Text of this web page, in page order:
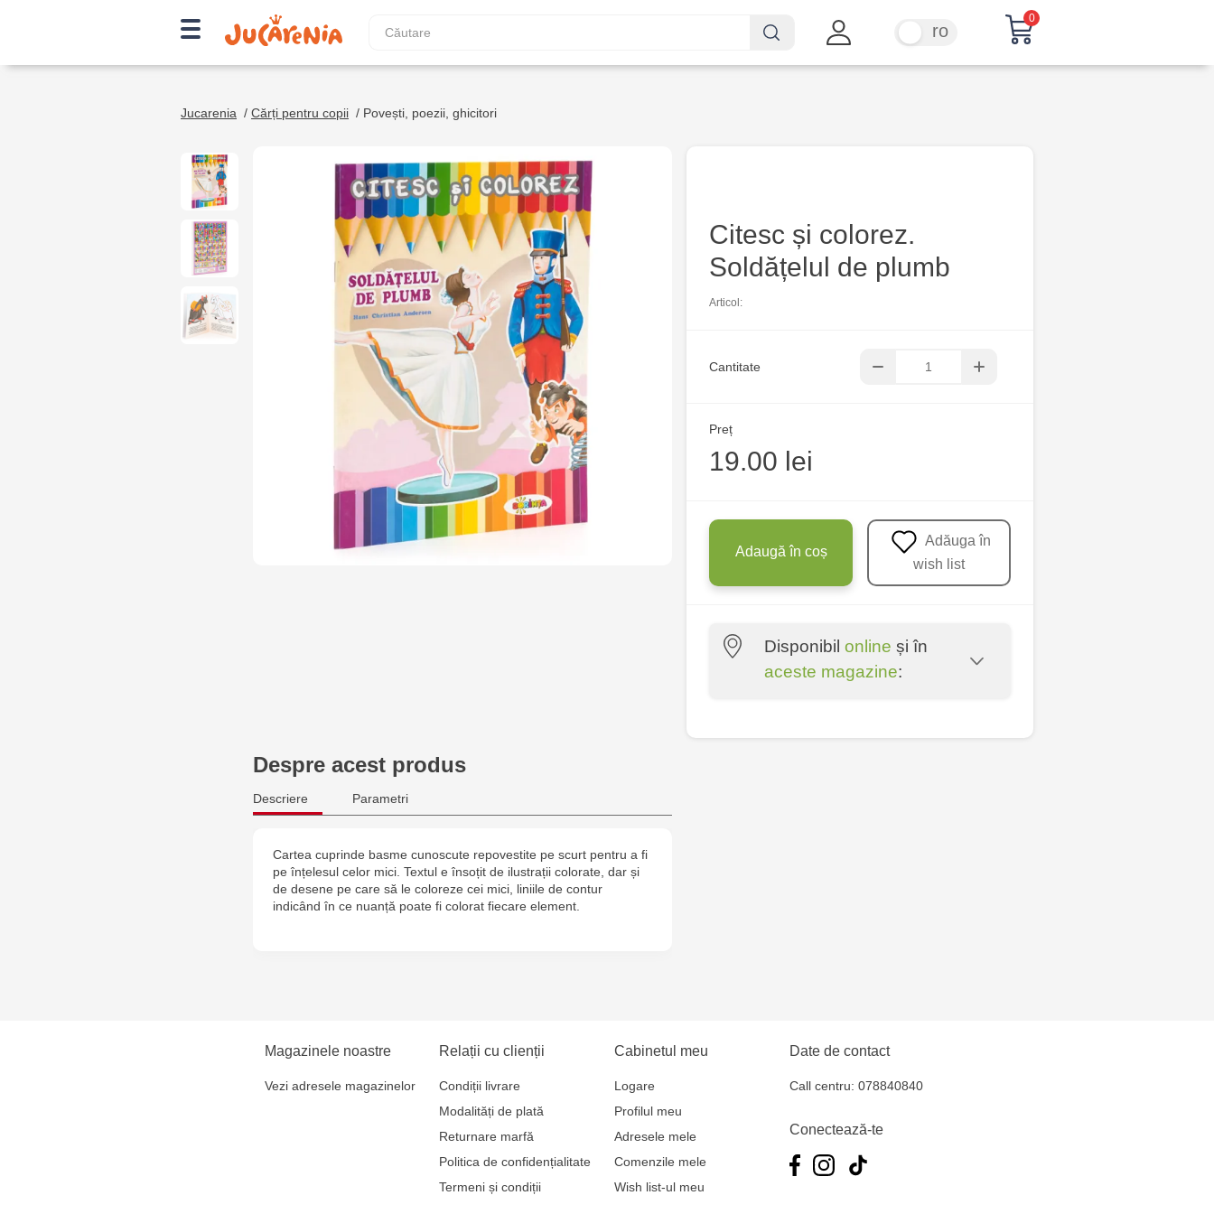
ro
0
Jucarenia / Cărți pentru copii / Povești, poezii, ghicitori
Citesc și colorez.
Soldățelul de plumb
Articol:
Cantitate
Preț
19.00 lei
Adaugă în coș
wish list
Disponibil online și în
aceste magazine:
Socoleni, 7
Jucarenia Ciocana - bd.Mircea cel
Testemițanu
Multistore Soroca - bd. Ștefan cel
Despre acest produs
Descriere Parametri
Cartea cuprinde basme cunoscute repovestite pe scurt pentru a fi
pe înțelesul celor mici. Textul e însoțit de ilustrații colorate, dar și
de desene pe care să le coloreze cei mici, liniile de contur
indicând în ce nuanță poate fi colorat fiecare element.
Magazinele noastre
Vezi adresele magazinelor
Relații cu clienții
Condiții livrare
Modalități de plată
Returnare marfă
Politica de confidențialitate
Termeni și condiții
Cabinetul meu
Logare
Profilul meu
Adresele mele
Comenzile mele
Wish list-ul meu
Date de contact
Call centru: 078840840
Conectează-te